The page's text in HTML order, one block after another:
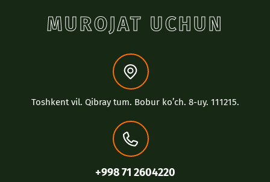
MUROJAT UCHUN
Toshkent vil. Qibray tum. Bobur koʼch. 8-uy. 111215.
+998 71 2604220